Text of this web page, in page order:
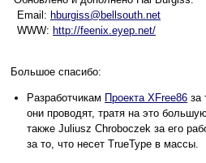
Email: hburgiss@bellsouth.net
WWW: http://feenix.eyep.net/
Большое спасибо:
Разработчикам Проекта XFree86 за
они проводят, тратя на это
также Juliusz Chroboczek за его
за то, что несет TrueType в массы.